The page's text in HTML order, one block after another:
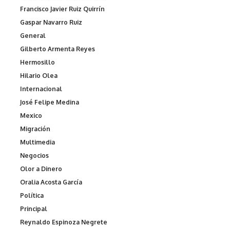
Francisco Javier Ruiz Quirrín
Gaspar Navarro Ruiz
General
Gilberto Armenta Reyes
Hermosillo
Hilario Olea
Internacional
José Felipe Medina
Mexico
Migración
Multimedia
Negocios
Olor a Dinero
Oralia Acosta García
Política
Principal
Reynaldo Espinoza Negrete